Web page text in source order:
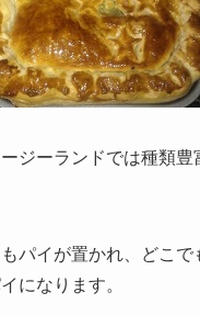
ジーランドでは種類豊
パイが置かれ、どこ
になります。